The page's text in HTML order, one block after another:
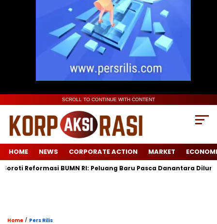
SCROLL TO CONTINUE WITH CONTENT
HOME NEWS CORPORATE ACTION MARKET
BUMN RI: Peluang Baru Pasca Danantara Diluncurkan
Home / Pers Rilis